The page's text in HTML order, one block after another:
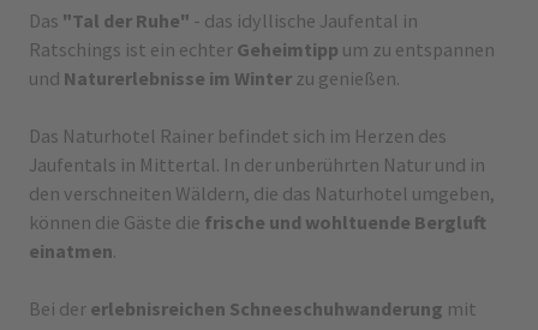
Das "Tal der Ruhe" - das idyllische Jaufental in
Ratschings ist ein echter Geheimtipp um zu entspannen
und Naturerlebnisse im Winterzu genießen.
Das Naturhotel Rainer befindet sich im Herzen des
Jaufentals in Mittertal. In der unberührten Natur und in
den verschneiten Wäldern, die das Naturhotel umgeben,
können die Gäste die frische und wohltuende Bergluft
einatmen.
Bei der erlebnisreichen Schneeschuhwanderung mit